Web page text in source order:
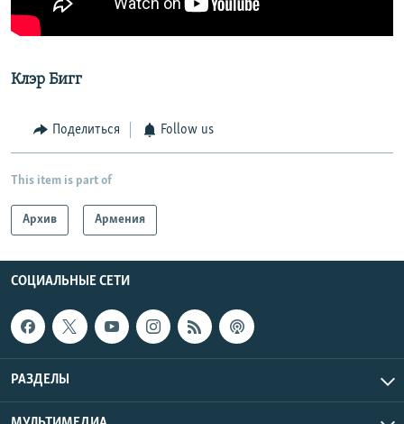
Клэр Бигг
Поделиться Follow us
This item is part of
Архив Армения
СОЦИАЛЬНЫЕ СЕТИ
РАЗДЕЛЫ